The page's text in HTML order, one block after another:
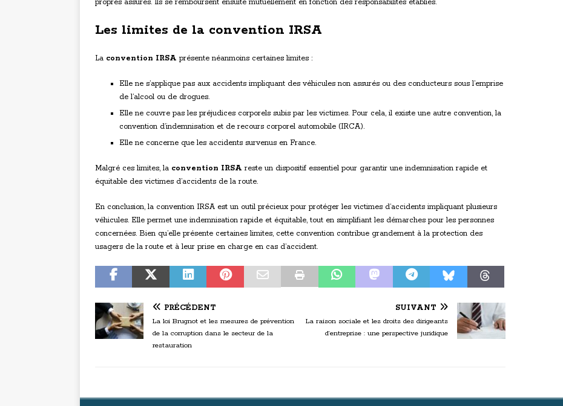
propres assurés. Ils se remboursent ensuite mutuellement en fonction des responsabilités établies.
Les limites de la convention IRSA
La convention IRSA présente néanmoins certaines limites :
Elle ne s’applique pas aux accidents impliquant des véhicules non assurés ou des conducteurs sous l’emprise
de l’alcool ou de drogues.
Elle ne couvre pas les préjudices corporels subis par les victimes. Pour cela, il existe une autre convention, la
convention d’indemnisation et de recours corporel automobile (IRCA).
Elle ne concerne que les accidents survenus en France.
Malgré ces limites, la convention IRSA reste un dispositif essentiel pour garantir une indemnisation rapide et
équitable des victimes d’accidents de la route.
En conclusion, la convention IRSA est un outil précieux pour protéger les victimes d’accidents impliquant plusieurs
véhicules. Elle permet une indemnisation rapide et équitable, tout en simplifiant les démarches pour les personnes
concernées. Bien qu’elle présente certaines limites, cette convention contribue grandement à la protection des
usagers de la route et à leur prise en charge en cas d’accident.
PRÉCÉDENT
La loi Brugnot et les mesures de prévention
de la corruption dans le secteur de la
restauration
SUIVANT
La raison sociale et les droits des dirigeants
d’entreprise : une perspective juridique